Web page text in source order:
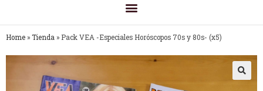
Home » Tienda » Pack VEA -Especiales Horóscopos 70s y 80s- (x5)